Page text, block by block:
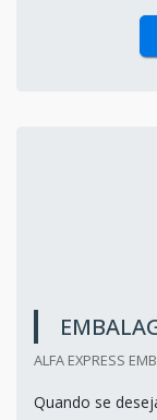
ALFA EXPRESS
Quando se